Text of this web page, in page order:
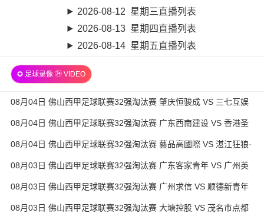
2026-08-12 星期三直播列表
2026-08-13 星期四直播列表
2026-08-14 星期五直播列表
✪ 足球录像 ㉔ VIDEO
08月04日 佛山西甲足球联赛32强淘汰赛 肇庆恒骏成 VS 三七互娱
全场录像
08月04日 佛山西甲足球联赛32强淘汰赛 广东西南建设 VS 香港圣
徒 全场录像
08月04日 佛山西甲足球联赛32强淘汰赛 藝品高國際 VS 湛江狂狼·
粵辉能源 全场录像
08月03日 佛山西甲足球联赛32强淘汰赛 广东客家青年 VS 广州英
华思力U17 全场录像
08月03日 佛山西甲足球联赛32强淘汰赛 广州求信 VS 顺德新青年
全场录像
08月03日 佛山西甲足球联赛32强淘汰赛 大塘控股 VS 茂名市点都